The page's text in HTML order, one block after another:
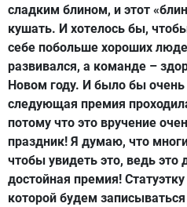
сладким блином, и этот
кушать. И хотелось бы,
себе побольше хороших
развивался, а команде –
Новом году. И было бы
следующая премия
потому что это вручение
праздник! Я думаю, что
чтобы увидеть это, ведь это
достойная премия!
которой будем